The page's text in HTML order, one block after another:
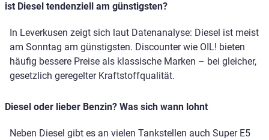
ist Diesel tendenziell am günstigsten?
In Leverkusen zeigt sich laut Datenanalyse: Diesel ist meist
am Sonntag am günstigsten. Discounter wie OIL! bieten
häufig bessere Preise als klassische Marken – bei gleicher,
gesetzlich geregelter Kraftstoffqualität.
Diesel oder lieber Benzin? Was sich wann lohnt
Neben Diesel gibt es an vielen Tankstellen auch Super E5